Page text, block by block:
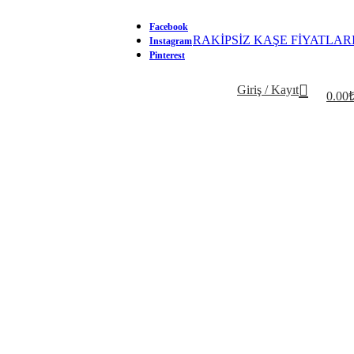
Facebook
Instagram
Pinterest
RAKİPSİZ KAŞE
Giriş / Kayıt 0.00